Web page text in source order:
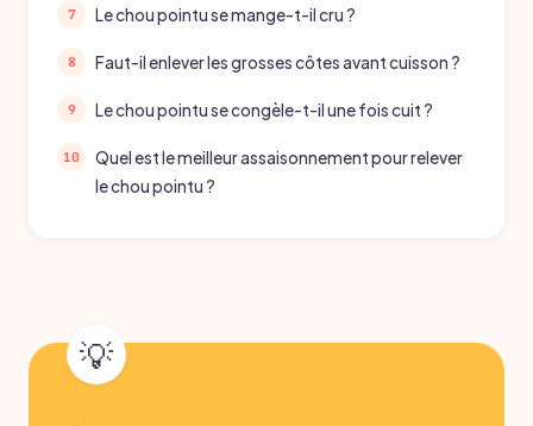
Le chou pointu se mange-t-il cru ?
Faut-il enlever les grosses côtes avant cuisson ?
Le chou pointu se congèle-t-il une fois cuit ?
Quel est le meilleur assaisonnement pour relever
le chou pointu ?